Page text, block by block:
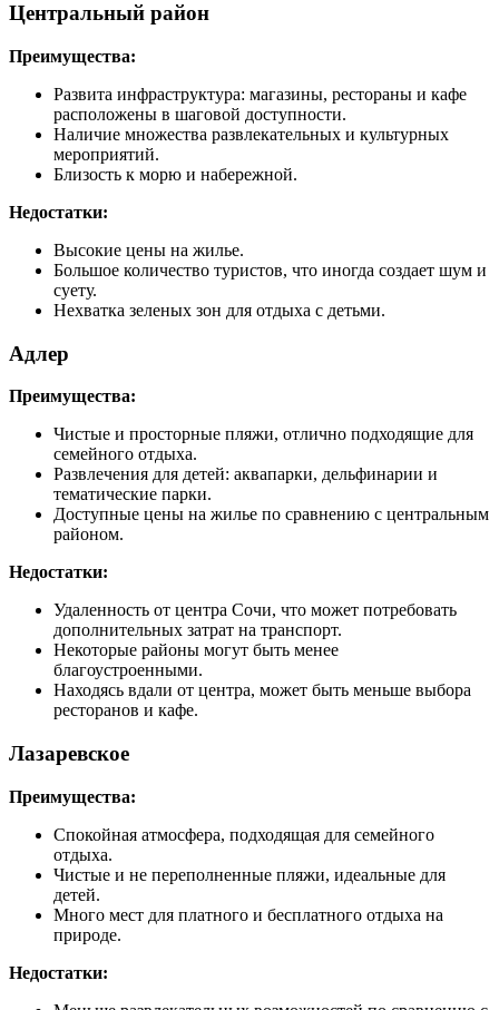
Центральный район
Преимущества:
Развита инфраструктура: магазины, рестораны и кафе
расположены в шаговой доступности.
Наличие множества развлекательных и культурных
мероприятий.
Близость к морю и набережной.
Недостатки:
Высокие цены на жилье.
Большое количество туристов, что иногда создает шум и
суету.
Нехватка зеленых зон для отдыха с детьми.
Адлер
Преимущества:
Чистые и просторные пляжи, отлично подходящие для
семейного отдыха.
Развлечения для детей: аквапарки, дельфинарии и
тематические парки.
Доступные цены на жилье по сравнению с центральным
районом.
Недостатки:
Удаленность от центра Сочи, что может потребовать
дополнительных затрат на транспорт.
Некоторые районы могут быть менее
благоустроенными.
Находясь вдали от центра, может быть меньше выбора
ресторанов и кафе.
Лазаревское
Преимущества:
Спокойная атмосфера, подходящая для семейного
отдыха.
Чистые и не переполненные пляжи, идеальные для
детей.
Много мест для платного и бесплатного отдыха на
природе.
Недостатки: